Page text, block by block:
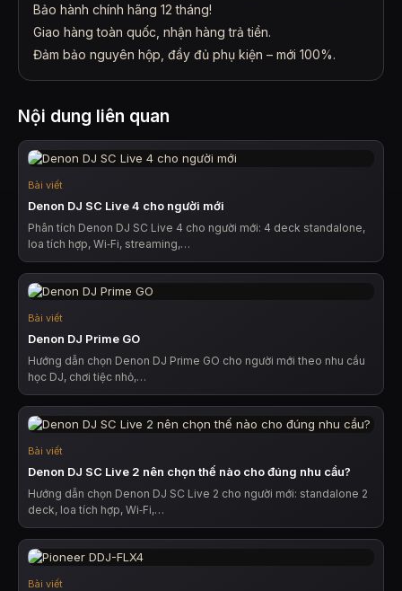
Bảo hành chính hãng 12 tháng!
Giao hàng toàn quốc, nhận hàng trả tiền.
Đảm bảo nguyên hộp, đầy đủ phụ kiện – mới 100%.
Nội dung liên quan
Bài viết
Denon DJ SC Live 4 cho người mới
Phân tích Denon DJ SC Live 4 cho người mới: 4 deck standalone,
loa tích hợp, Wi‑Fi, streaming,…
Bài viết
Denon DJ Prime GO
Hướng dẫn chọn Denon DJ Prime GO cho người mới theo nhu cầu
học DJ, chơi tiệc nhỏ,…
Bài viết
Denon DJ SC Live 2 nên chọn thế nào cho đúng nhu cầu?
Hướng dẫn chọn Denon DJ SC Live 2 cho người mới: standalone 2
deck, loa tích hợp, Wi‑Fi,…
Bài viết